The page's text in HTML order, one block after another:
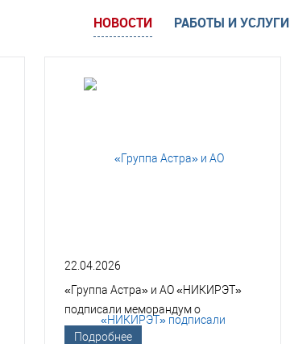
НОВОСТИ РАБОТЫ И УСЛУГИ
22.04.2026
«Группа Астра» и АО «НИКИРЭТ»
подписали меморандум о
технологическом сотрудничестве
Подробнее